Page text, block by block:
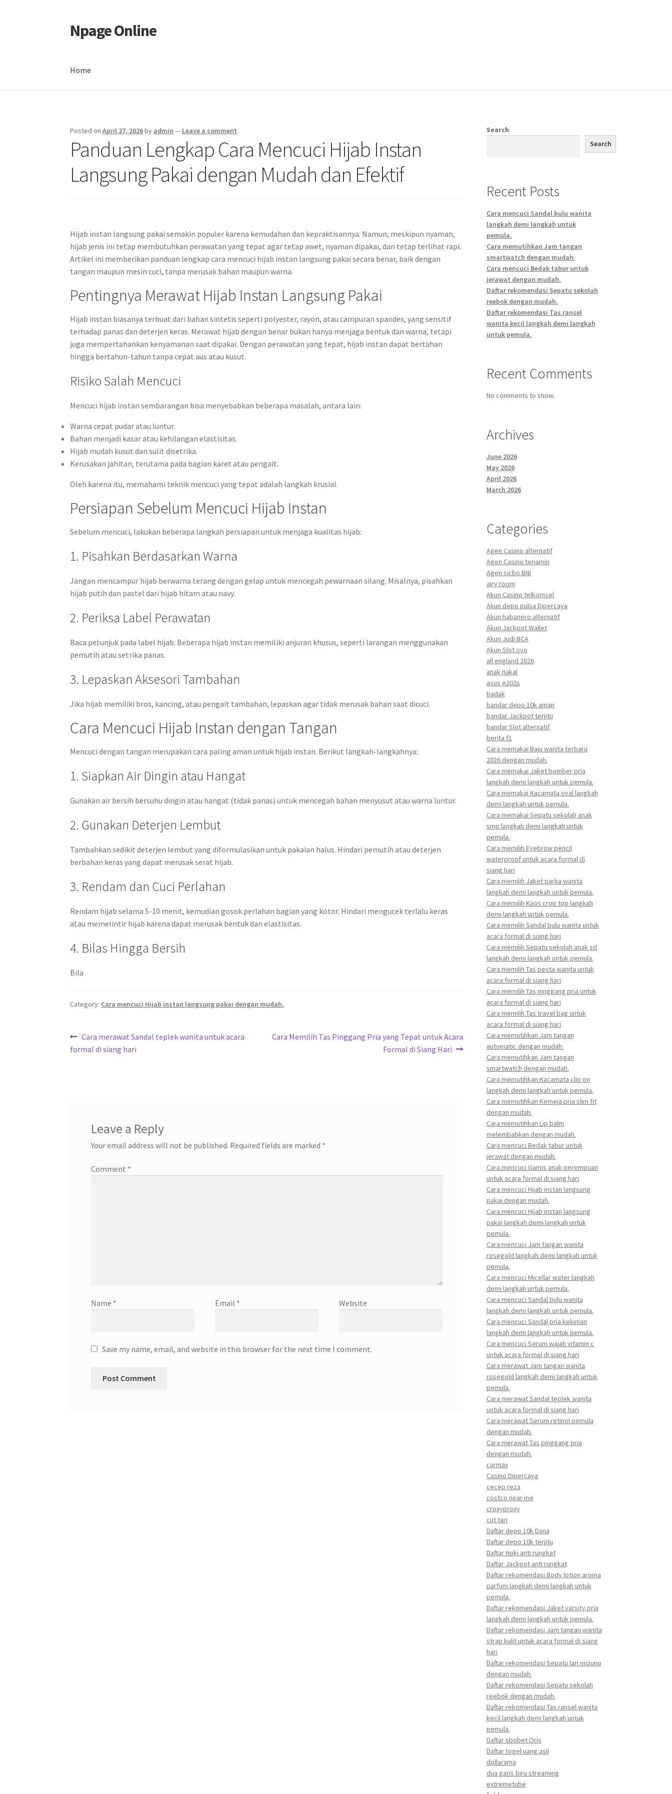
Skip
to
Skip
to
Npage Online
Home
Posted onApril 27, 2026by admin — Leave a comment
Panduan Lengkap Cara Mencuci Hijab Instan
Langsung Pakai dengan Mudah dan Efektif
Hijab instan langsung pakai semakin populer karena kemudahan dan kepraktisannya. Namun, meskipun nyaman,
hijab jenis ini tetap membutuhkan perawatan yang tepat agar tetap awet, nyaman dipakai, dan tetap terlihat rapi.
Artikel ini memberikan panduan lengkap cara mencuci hijab instan langsung pakai secara benar, baik dengan
tangan maupun mesin cuci, tanpa merusak bahan maupun warna.
Pentingnya Merawat Hijab Instan Langsung Pakai
Hijab instan biasanya terbuat dari bahan sintetis seperti polyester, rayon, atau campuran spandex, yang sensitif
terhadap panas dan deterjen keras. Merawat hijab dengan benar bukan hanya menjaga bentuk dan warna, tetapi
juga mempertahankan kenyamanan saat dipakai. Dengan perawatan yang tepat, hijab instan dapat bertahan
hingga bertahun-tahun tanpa cepat aus atau kusut.
Risiko Salah Mencuci
Mencuci hijab instan sembarangan bisa menyebabkan beberapa masalah, antara lain:
Warna cepat pudar atau luntur.
Bahan menjadi kasar atau kehilangan elastisitas.
Hijab mudah kusut dan sulit disetrika.
Kerusakan jahitan, terutama pada bagian karet atau pengait.
Oleh karena itu, memahami teknik mencuci yang tepat adalah langkah krusial.
Persiapan Sebelum Mencuci Hijab Instan
Sebelum mencuci, lakukan beberapa langkah persiapan untuk menjaga kualitas hijab:
1. Pisahkan Berdasarkan Warna
Jangan mencampur hijab berwarna terang dengan gelap untuk mencegah pewarnaan silang. Misalnya, pisahkan
hijab putih dan pastel dari hijab hitam atau navy.
2. Periksa Label Perawatan
Baca petunjuk pada label hijab. Beberapa hijab instan memiliki anjuran khusus, seperti larangan menggunakan
pemutih atau setrika panas.
3. Lepaskan Aksesori Tambahan
Jika hijab memiliki bros, kancing, atau pengait tambahan, lepaskan agar tidak merusak bahan saat dicuci.
Cara Mencuci Hijab Instan dengan Tangan
Mencuci dengan tangan merupakan cara paling aman untuk hijab instan. Berikut langkah-langkahnya:
1. Siapkan Air Dingin atau Hangat
Gunakan air bersih bersuhu dingin atau hangat (tidak panas) untuk mencegah bahan menyusut atau warna luntur.
2. Gunakan Deterjen Lembut
Tambahkan sedikit deterjen lembut yang diformulasikan untuk pakaian halus. Hindari pemutih atau deterjen
berbahan keras yang dapat merusak serat hijab.
3. Rendam dan Cuci Perlahan
Rendam hijab selama 5-10 menit, kemudian gosok perlahan bagian yang kotor. Hindari mengucek terlalu keras
atau memelintir hijab karena dapat merusak bentuk dan elastisitas.
4. Bilas Hingga Bersih
Bila
Category: Cara mencuci Hijab instan langsung pakai dengan mudah.
Post
navigation
Previous
post:
Cara merawat Sandal teplek wanita untuk acara
formal di siang hari
Next
Cara Memilih Tas Pinggang Pria yang Tepat untuk Acara
Formal di Siang Hari
Leave a Reply
Your email address will not be published. Required fields are marked *
Comment *
Name * Email * Website
Save my name, email, and website in this browser for the next time I comment.
Search
Search
Recent Posts
Cara mencuci Sandal bulu wanita
langkah demi langkah untuk
pemula.
Cara memutihkan Jam tangan
smartwatch dengan mudah.
Cara mencuci Bedak tabur untuk
jerawat dengan mudah.
Daftar rekomendasi Sepatu sekolah
reebok dengan mudah.
Daftar rekomendasi Tas ransel
wanita kecil langkah demi langkah
untuk pemula.
Recent Comments
No comments to show.
Archives
June 2026
May 2026
April 2026
March 2026
Categories
Agen Casino alternatif
Agen Casino terjamin
Agen sicbo BNI
airy room
Akun Casino telkomsel
Akun depo pulsa Dipercaya
Akun habanero alternatif
Akun Jackpot Wallet
Akun Judi BCA
Akun Slot ovo
all england 2026
anak nakal
asus e202s
badak
bandar depo 10k aman
bandar Jackpot terjitu
bandar Slot alternatif
berita f1
Cara memakai Baju wanita terbaru
2026 dengan mudah.
Cara memakai Jaket bomber pria
langkah demi langkah untuk pemula.
Cara memakai Kacamata oval langkah
demi langkah untuk pemula.
Cara memakai Sepatu sekolah anak
smp langkah demi langkah untuk
pemula.
Cara memilih Eyebrow pencil
waterproof untuk acara formal di
siang hari
Cara memilih Jaket parka wanita
langkah demi langkah untuk pemula.
Cara memilih Kaos crop top langkah
demi langkah untuk pemula.
Cara memilih Sandal bulu wanita untuk
acara formal di siang hari
Cara memilih Sepatu sekolah anak sd
langkah demi langkah untuk pemula.
Cara memilih Tas pesta wanita untuk
acara formal di siang hari
Cara memilih Tas pinggang pria untuk
acara formal di siang hari
Cara memilih Tas travel bag untuk
acara formal di siang hari
Cara memutihkan Jam tangan
automatic dengan mudah.
Cara memutihkan Jam tangan
smartwatch dengan mudah.
Cara memutihkan Kacamata clip on
langkah demi langkah untuk pemula.
Cara memutihkan Kemeja pria slim fit
dengan mudah.
Cara memutihkan Lip balm
melembabkan dengan mudah.
Cara mencuci Bedak tabur untuk
jerawat dengan mudah.
Cara mencuci Gamis anak perempuan
untuk acara formal di siang hari
Cara mencuci Hijab instan langsung
pakai dengan mudah.
Cara mencuci Hijab instan langsung
pakai langkah demi langkah untuk
pemula.
Cara mencuci Jam tangan wanita
rosegold langkah demi langkah untuk
pemula.
Cara mencuci Micellar water langkah
demi langkah untuk pemula.
Cara mencuci Sandal bulu wanita
langkah demi langkah untuk pemula.
Cara mencuci Sandal pria kekinian
langkah demi langkah untuk pemula.
Cara mencuci Serum wajah vitamin c
untuk acara formal di siang hari
Cara merawat Jam tangan wanita
rosegold langkah demi langkah untuk
pemula.
Cara merawat Sandal teplek wanita
untuk acara formal di siang hari
Cara merawat Serum retinol pemula
dengan mudah.
Cara merawat Tas pinggang pria
dengan mudah.
carmax
Casino Dipercaya
cecep reza
costco near me
croxyproxy
cut tari
Daftar depo 10k Dana
Daftar depo 10k terjitu
Daftar Hoki anti rungkat
Daftar Jackpot anti rungkat
Daftar rekomendasi Body lotion aroma
parfum langkah demi langkah untuk
pemula.
Daftar rekomendasi Jaket varsity pria
langkah demi langkah untuk pemula.
Daftar rekomendasi Jam tangan wanita
strap kulit untuk acara formal di siang
hari
Daftar rekomendasi Sepatu lari mizuno
dengan mudah.
Daftar rekomendasi Sepatu sekolah
reebok dengan mudah.
Daftar rekomendasi Tas ransel wanita
kecil langkah demi langkah untuk
pemula.
Daftar sbobet Qris
Daftar togel uang asli
dollarama
dua garis biru streaming
extremetube